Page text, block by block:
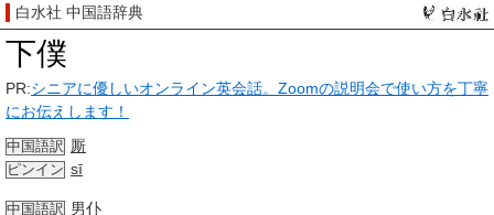
白水社 中国語辞典
下僕
PR:シニアに優しいオンライン英会話。Zoomの説明会で使い方を丁寧
にお伝えします！
中国語訳 厮
ピンイン sī
中国語訳 男仆